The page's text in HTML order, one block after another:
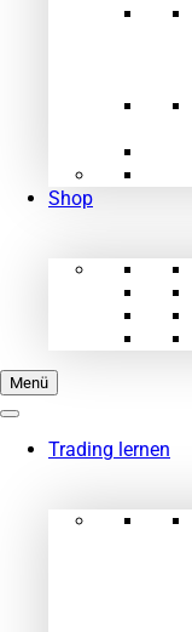
Shop
Menü
Trading lernen